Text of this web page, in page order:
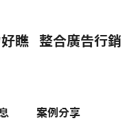
瞧 整合廣告行銷
案例分享